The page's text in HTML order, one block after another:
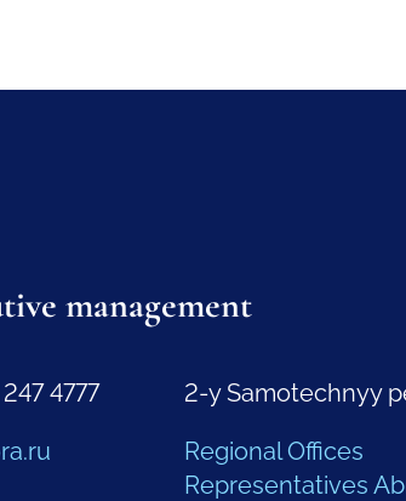
management
247 4777
2-y Samotechnyy
Regional Offices
Representatives